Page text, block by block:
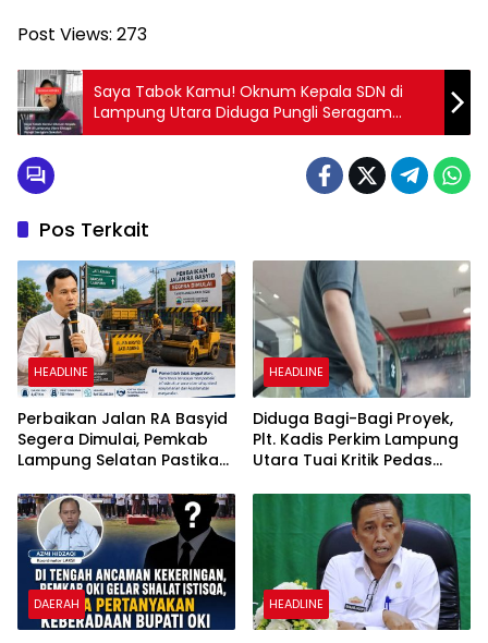
Post Views: 273
Saya Tabok Kamu! Oknum Kepala SDN di
Lampung Utara Diduga Pungli Seragam
Sekolah
Pos Terkait
HEADLINE
Perbaikan Jalan RA Basyid
Segera Dimulai, Pemkab
Lampung Selatan Pastikan
Aman dan Nyaman
HEADLINE
Diduga Bagi-Bagi Proyek,
Plt. Kadis Perkim Lampung
Utara Tuai Kritik Pedas
DAERAH HEADLINE